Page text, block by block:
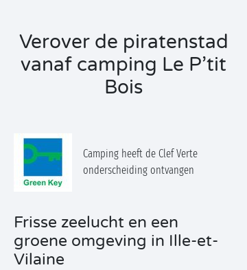
Verover de piratenstad
vanaf camping Le P’tit
Bois
Camping heeft de Clef Verte
onderscheiding ontvangen
Frisse zeelucht en een
groene omgeving in Ille-et-
Vilaine